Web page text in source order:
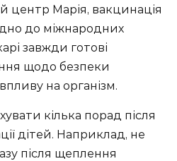
центр Марія, вакцинація
до міжнародних
завжди готові
щодо безпеки
на організм.
кілька порад після
дітей. Наприклад, не
після щеплення